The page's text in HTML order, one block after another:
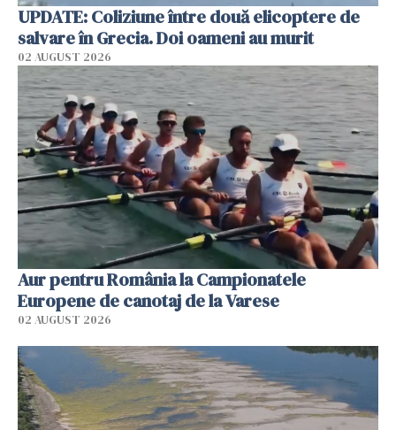
UPDATE: Coliziune între două elicoptere de
salvare în Grecia. Doi oameni au murit
02 AUGUST 2026
Aur pentru România la Campionatele
Europene de canotaj de la Varese
02 AUGUST 2026